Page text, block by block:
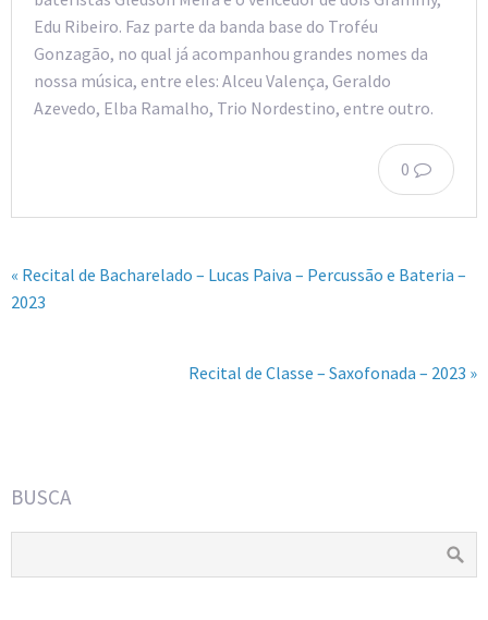
Edu Ribeiro. Faz parte da banda base do Troféu
Gonzagão, no qual já acompanhou grandes nomes da
nossa música, entre eles: Alceu Valença, Geraldo
Azevedo, Elba Ramalho, Trio Nordestino, entre outro.
0
« Recital de Bacharelado – Lucas Paiva – Percussão e Bateria –
2023
Recital de Classe – Saxofonada – 2023 »
BUSCA